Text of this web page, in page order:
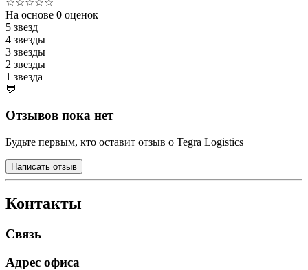
На основе 0 оценок
5 звезд
4 звезды
3 звезды
2 звезды
1 звезда
💬
Отзывов пока нет
Будьте первым, кто оставит отзыв о Tegra Logistics
Написать отзыв
Контакты
Связь
Адрес офиса